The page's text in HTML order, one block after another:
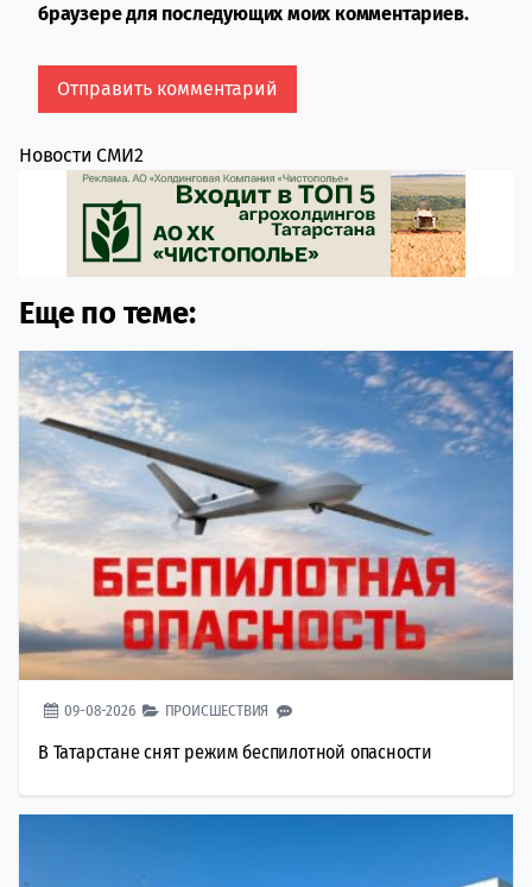
браузере для последующих моих комментариев.
Новости СМИ2
Еще по теме:
09-08-2026 ПРОИСШЕСТВИЯ
В Татарстане снят режим беспилотной опасности